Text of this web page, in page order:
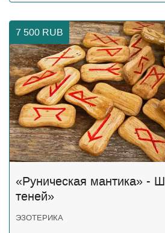
7 500 RUB
«Руническая мантика» -
теней»
ЭЗОТЕРИКА